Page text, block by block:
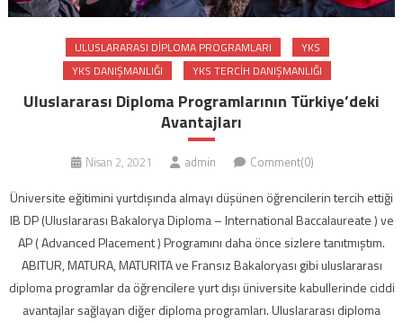
ULUSLARARASI DIPLOMA PROGRAMLARI
YKS
YKS DANIŞMANLIĞI
YKS TERCIH DANIŞMANLIĞI
Uluslararası Diploma Programlarının Türkiye’deki
Avantajları
Nisan 2, 2021 admin Comment(0)
Üniversite eğitimini yurtdışında almayı düşünen öğrencilerin tercih ettiği
IB DP (Uluslararası Bakalorya Diploma – International Baccalaureate ) ve
AP ( Advanced Placement ) Programını daha önce sizlere tanıtmıştım.
ABITUR, MATURA, MATURITA ve Fransız Bakaloryası gibi uluslararası
diploma programlar da öğrencilere yurt dışı üniversite kabullerinde ciddi
avantajlar sağlayan diğer diploma programları. Uluslararası diploma